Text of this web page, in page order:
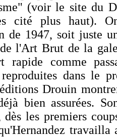
(voir le site du
cité plus haut).
de 1947, soit juste
l'Art Brut de la
rapide comme
reproduites dans le
Drouin
bien assurées.
dès les premiers
travailla